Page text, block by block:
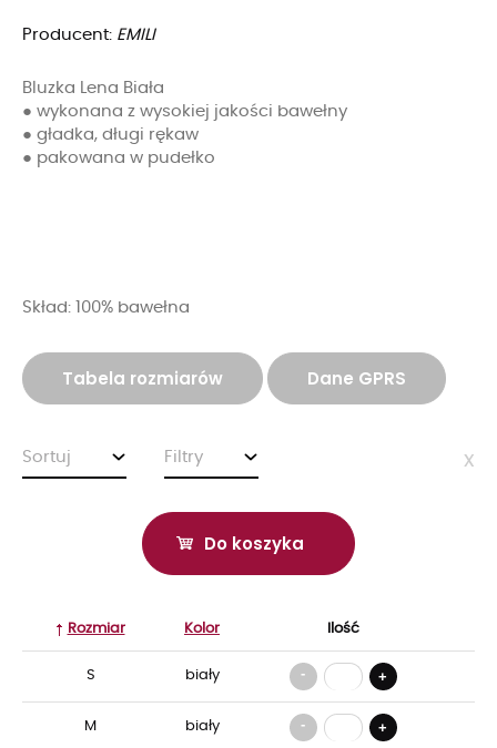
Producent: EMILI
Bluzka Lena Biała
● wykonana z wysokiej jakości bawełny
● gładka, długi rękaw
● pakowana w pudełko
Skład: 100% bawełna
Tabela rozmiarów Dane GPRS
Sortuj Filtry x
Do koszyka
Rozmiar Kolor Ilość
S biały - +
M biały - +